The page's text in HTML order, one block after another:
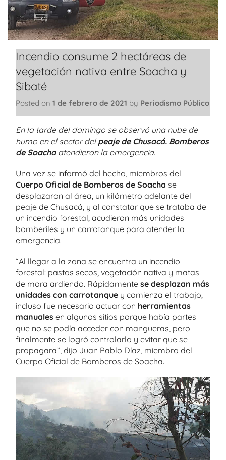
Incendio consume 2 hectáreas de
vegetación nativa entre Soacha y
Sibaté
Posted on 1 de febrero de 2021 by Periodismo Público
En la tarde del domingo se observó una nube de
humo en el sector del peaje de Chusacá. Bomberos
de Soachaatendieron la emergencia.
Una vez se informó del hecho, miembros del
Cuerpo Oficial de Bomberos de Soacha se
desplazaron al área, un kilómetro adelante del
peaje de Chusacá, y al constatar que se trataba de
un incendio forestal, acudieron más unidades
bomberiles y un carrotanque para atender la
emergencia.
“Al llegar a la zona se encuentra un incendio
forestal: pastos secos, vegetación nativa y matas
de mora ardiendo. Rápidamente se desplazan más
unidades con carrotanque y comienza el trabajo,
incluso fue necesario actuar con herramientas
manuales en algunos sitios porque había partes
que no se podía acceder con mangueras, pero
finalmente se logró controlarlo y evitar que se
propagara”, dijo Juan Pablo Díaz, miembro del
Cuerpo Oficial de Bomberos de Soacha.